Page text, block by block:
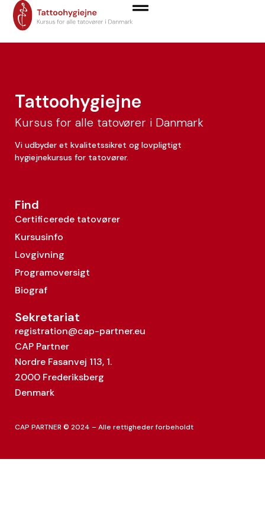
Kira Larsen
Tattoohygiejne
Kursus for alle tatovører i Danmark
Vi udbyder et kvalitetssikret og lovpligtigt
hygiejnekursus for tatovører.
Find
Certificerede tatovører
Kursusinfo
Lovgivning
Programoversigt
Biograf
Sekretariat
registration@cap-partner.eu
CAP Partner
Nordre Fasanvej 113, 1.
2000 Frederiksberg
Denmark
CAP PARTNER © 2024 – Alle rettigheder forbeholdt